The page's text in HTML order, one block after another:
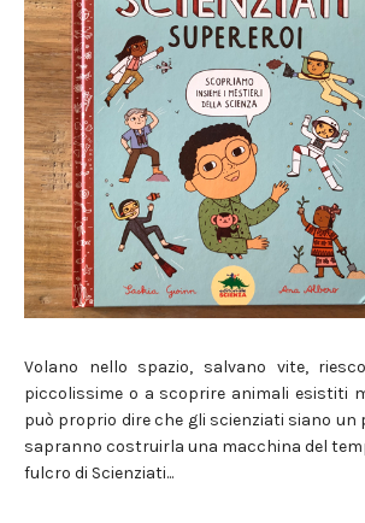
Volano nello spazio, salvano vite,
piccolissime o a scoprire animali esistiti
può proprio dire che gli scienziati siano un
sapranno costruirla una macchina del
fulcro di Scienziati...